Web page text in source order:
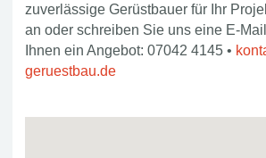
zuverlässige Gerüstbauer für Ihr
an oder schreiben Sie uns eine E-
Ihnen ein Angebot: 07042 4145 •
geruestbau.de